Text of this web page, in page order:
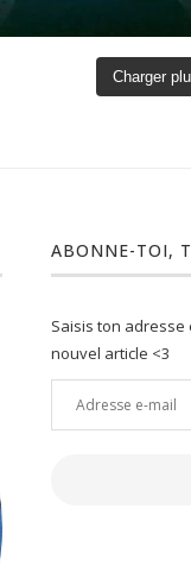
Charger
ABONNE-TOI,
Saisis ton
nouvel article <3
Adresse
: